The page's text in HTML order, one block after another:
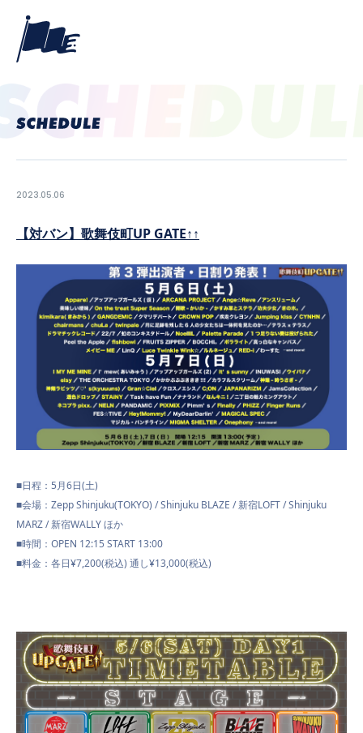
PROFILE
NEWS
SCHEDULE
VIDEO
CONTACT
2023.05.06
【対バン】歌舞伎町UP GATE↑↑
■日程：5月6日(土)
■会場： Zepp Shinjuku(TOKYO) / Shinjuku BLAZE /新宿LOFT / Shinjuku
MARZ /新宿WALLYほか
■時間：OPEN 12:15 START 13:00
■料金：各日¥7,200(税込) 通し¥13,000(税込)